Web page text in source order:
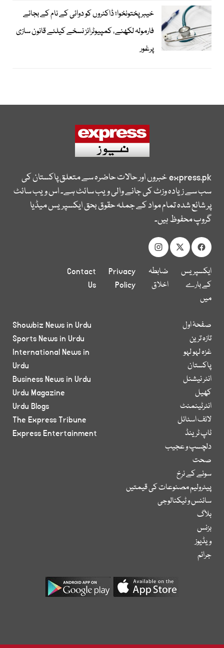
خیبرپختونخوا؛ ڈاکٹروں کو دوائی کے نام کے بجائے
فارمولہ لکھنے، کمپیوٹرائز نسخے کیلئے قانون سازی
پرغور
express.pkخبروں اور حالات حاضرہ سے متعلق پاکستان کی
سب سے زیادہ وزٹ کی جانے والی ویب سائٹ ہے۔ اس ویب سائٹ
پر شائع شدہ تمام مواد کے جملہ حقوق بحق ایکسپریس میڈیا
گروپ محفوظ ہیں۔
ایکسپریس
کے بارے
میں
ضابطہ
اخلاق
Privacy
Policy
Contact
Us
صفحۂ اول
تازہ ترین
غزہ لہو لہو
پاکستان
انٹر نیشنل
کھیل
انٹرٹینمنٹ
لائف اسٹائل
ٹاپ ٹرینڈ
دلچسپ و عجیب
صحت
سونے کے نرخ
پیٹرولیم مصنوعات کی قیمتیں
سائنس و ٹیکنالوجی
بلاگ
بزنس
ویڈیوز
جرائم
Showbiz News in Urdu
Sports News in Urdu
International News in
Urdu
Business News in Urdu
Urdu Magazine
Urdu Blogs
The Express Tribune
Express Entertainment